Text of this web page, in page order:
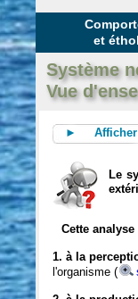
et
Système
Vue
► Afficher
Le
Cette
1. à la
l'organisme (